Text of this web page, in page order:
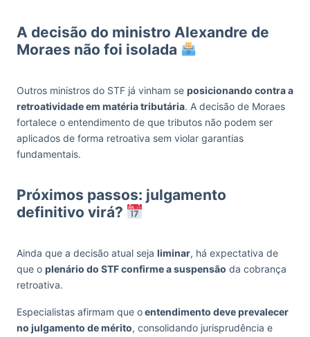
A decisão do ministro Alexandre de
Moraes não foi isolada
Outros ministros do STF já vinham se posicionando contra a
retroatividade em matéria tributária. A decisão de Moraes
fortalece o entendimento de que tributos não podem ser
aplicados de forma retroativa sem violar garantias
fundamentais.
Próximos passos: julgamento
definitivo virá?
Ainda que a decisão atual seja liminar, há expectativa de
que o plenário do STF confirme a suspensão da cobrança
retroativa.
Especialistas afirmam que oentendimento deve prevalecer
no julgamento de mérito, consolidando jurisprudência e